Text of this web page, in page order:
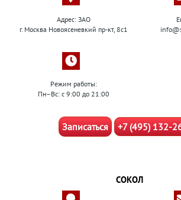
Адрес: ЗАО
г. Москва Новоясеневкий пр-кт, 8с1
Режим работы:
Пн–Вс: с 9:00 до 21:00
Записаться +7 (495) 132-
СОКОЛ